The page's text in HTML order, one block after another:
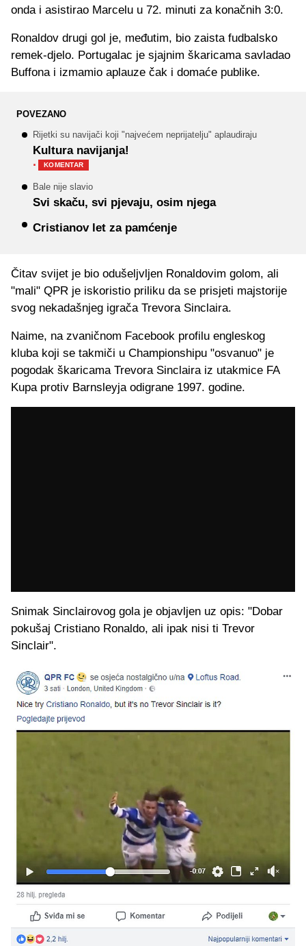
onda i asistirao Marcelu u 72. minuti za konačnih 3:0.
Ronaldov drugi gol je, međutim, bio zaista fudbalsko
remek-djelo. Portugalac je sjajnim škaricama savladao
Buffona i izmamio aplauze čak i domaće publike.
POVEZANO
Rijetki su navijači koji "najvećem neprijatelju" aplaudiraju
Kultura navijanja!
· KOMENTAR
Bale nije slavio
Svi skaču, svi pjevaju, osim njega
Cristianov let za pamćenje
Čitav svijet je bio odušeljvljen Ronaldovim golom, ali
"mali" QPR je iskoristio priliku da se prisjeti majstorije
svog nekadašnjeg igrača Trevora Sinclaira.
Naime, na zvaničnom Facebook profilu engleskog
kluba koji se takmiči u Championshipu "osvanuo" je
pogodak škaricama Trevora Sinclaira iz utakmice FA
Kupa protiv Barnsleyja odigrane 1997. godine.
Snimak Sinclairovog gola je objavljen uz opis: "Dobar
pokušaj Cristiano Ronaldo, ali ipak nisi ti Trevor
Sinclair".